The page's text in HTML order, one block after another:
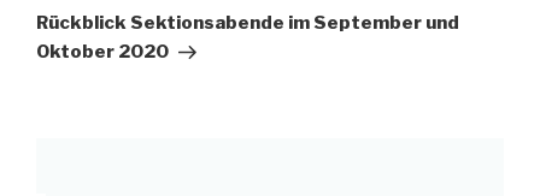
Beitrag
Rückblick Sektionsabende im September und
Oktober 2020